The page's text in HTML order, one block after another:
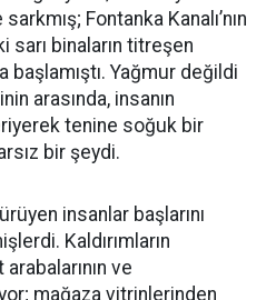
Fontanka Kanalı’nın
sarı binaların titreşen
başlamıştı. Yağmur değildi
arasında, insanın
tenine soğuk bir
bir şeydi.
insanlar başlarını
Kaldırımların
ve
mağaza vitrinlerinden